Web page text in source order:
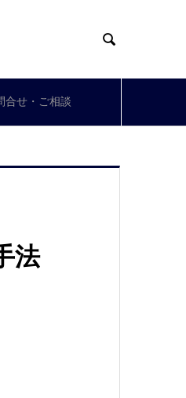

合せ・ご相談
法